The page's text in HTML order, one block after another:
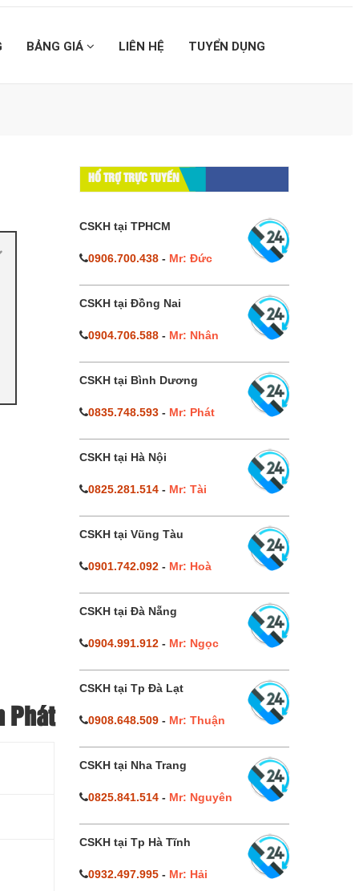
BẢNG GIÁ LIÊN HỆ TUYỂN DỤNG
Phát
HỔ TRỢ TRỰC TUYẾN
CSKH tại TPHCM
0906.700.438- Mr: Đức
CSKH tại Đồng Nai
0904.706.588- Mr: Nhân
CSKH tại Bình Dương
0835.748.593- Mr: Phát
CSKH tại Hà Nội
0825.281.514- Mr: Tài
CSKH tại Vũng Tàu
0901.742.092- Mr: Hoà
CSKH tại Đà Nẵng
0904.991.912- Mr: Ngọc
CSKH tại Tp Đà Lạt
0908.648.509- Mr: Thuận
CSKH tại Nha Trang
0825.841.514- Mr: Nguyên
CSKH tại Tp Hà Tĩnh
0932.497.995- Mr: Hải